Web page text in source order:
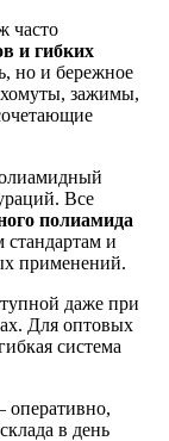
часто
и гибких
но и бережное
зажимы,
Все
полиамида
стандартам и
применений.
даже при
Для оптовых
система
оперативно,
в день